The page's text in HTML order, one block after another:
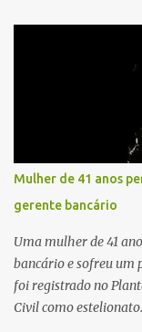
Mulher de 41 anos
gerente bancário
Uma mulher de 41
bancário e sofreu um
foi registrado no
Civil como